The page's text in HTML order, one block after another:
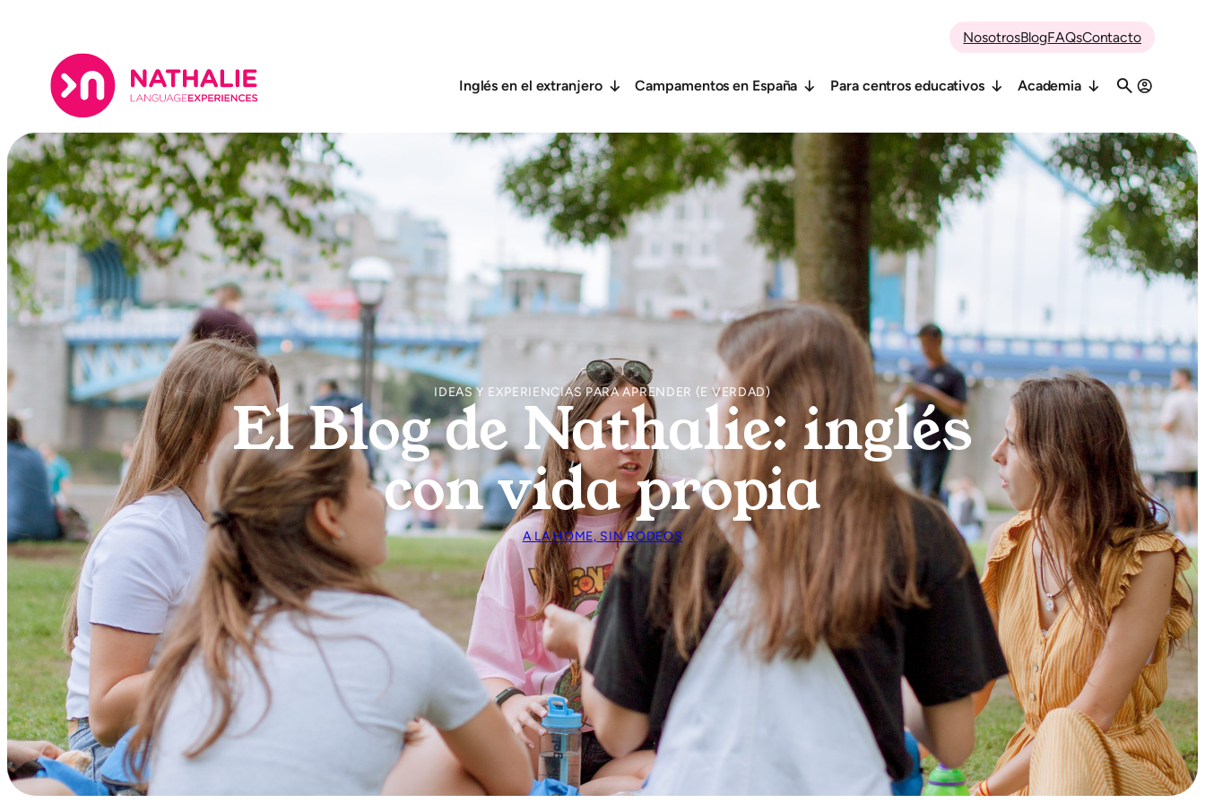
NosotrosBlogFAQsContacto
Inglés en el extranjero Campamentos en España Para centros educativos Academia
IDEAS Y EXPERIENCIAS PARA APRENDER (E VERDAD)
El Blog de Nathalie: inglés
con vida propia
A LA HOME, SIN RODEOS